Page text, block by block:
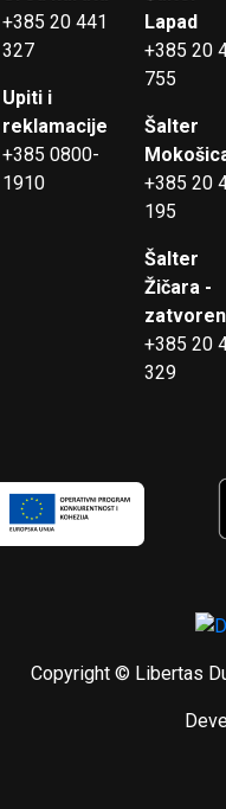
+385 20 441
327
Upiti i
reklamacije
+385 0800-
1910
Lapad
+385 20
755
Šalter
+385 20
195
Šalter
Žičara -
+385 20
329
Copyright © Libertas